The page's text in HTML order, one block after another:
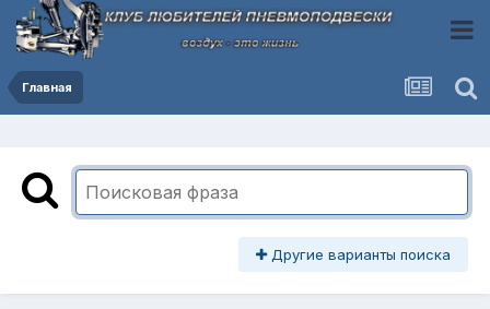
Главная
Другие варианты поиска